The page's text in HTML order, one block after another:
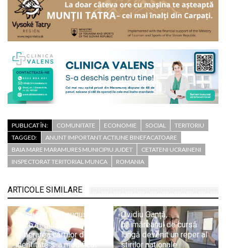
PUBLICAT ÎN: COMUNITATE ECONOMIE SOCIAL
TERITORIU
TAGGED:
ANUNT IMPORTANT ACTIUNE BINEFACATOARE
BAIA MARE MARAMURES MUNICIPIU JUDET
CETATENI UCRAINENI
INSPECTORAT TERITORIAL MUNCA
ROMANIA
ARTICOLE SIMILARE
Începând cu 1 august
2026, regulile privind
eliberarea cărților de
identitate s-a modificat
Ovidiu Oanță,
băimăreanul de cursă
lungă devenit un reper al
știrilor naționale